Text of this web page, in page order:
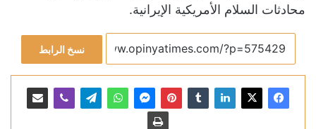
محادثات السلام الأمريكية الإيرانية.
نسخ الرابط